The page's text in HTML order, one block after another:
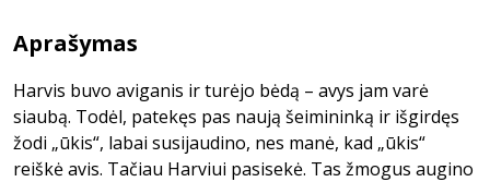
Aprašymas
Harvis buvo aviganis ir turėjo bėdą – avys jam varė
siaubą. Todėl, patekęs pas naują šeimininką ir išgirdęs
žodi „ūkis“, labai susijaudino, nes manė, kad „ūkis“
reiškė avis. Tačiau Harviui pasisekė. Tas žmogus augino